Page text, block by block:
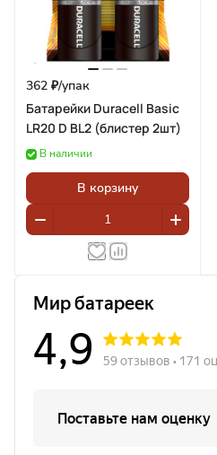
362 ₽/упак
Батарейки Duracell Basic
LR20 D BL2 (блистер 2шт)
В наличии
В корзину